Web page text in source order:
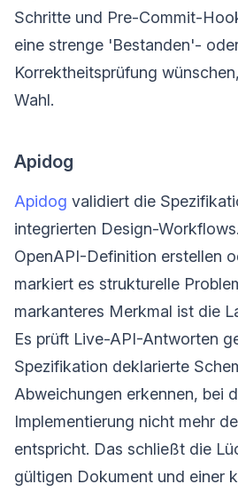
Schritte und Pre-Commit-
eine strenge 'Bestanden'-
Korrektheitsprüfung
Wahl.
Apidog
Apidog validiert die
integrierten Design-
OpenAPI-Definition erstellen
markiert es strukturelle
markanteres Merkmal ist die
Es prüft Live-API-Antworten
Spezifikation deklarierte
Abweichungen erkennen, bei
Implementierung nicht mehr
entspricht. Das schließt die
gültigen Dokument und einer